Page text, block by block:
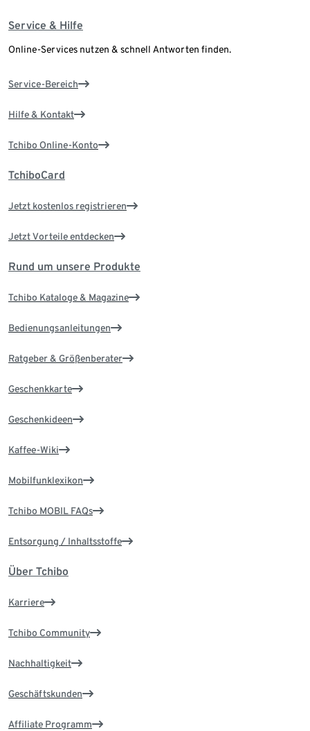
Service & Hilfe
Online-Services nutzen & schnell Antworten finden.
Service-Bereich
Hilfe & Kontakt
Tchibo Online-Konto
TchiboCard
Jetzt kostenlos registrieren
Jetzt Vorteile entdecken
Rund um unsere Produkte
Tchibo Kataloge & Magazine
Bedienungsanleitungen
Ratgeber & Größenberater
Geschenkkarte
Geschenkideen
Kaffee-Wiki
Mobilfunklexikon
Tchibo MOBIL FAQs
Entsorgung / Inhaltsstoffe
Über Tchibo
Karriere
Tchibo Community
Nachhaltigkeit
Geschäftskunden
Affiliate Programm